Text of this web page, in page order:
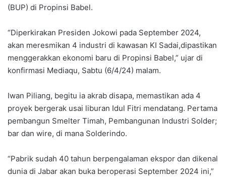
(BUP) di Propinsi Babel.
“Diperkirakan Presiden Jokowi pada September 2024,
akan meresmikan 4 industri di kawasan KI Sadai,dipastikan
menggerakkan ekonomi baru di Propinsi Babel,” ujar di
konfirmasi Mediaqu, Sabtu (6/4/24) malam.
Iwan Piliang, begitu ia akrab disapa, memastikan ada 4
proyek bergerak usai liburan Idul Fitri mendatang. Pertama
pembangun Smelter Timah, Pembangunan Industri Solder;
bar dan wire, di mana Solderindo.
“Pabrik sudah 40 tahun berpengalaman ekspor dan dikenal
dunia di Jabar akan buka beroperasi September 2024 ini,”